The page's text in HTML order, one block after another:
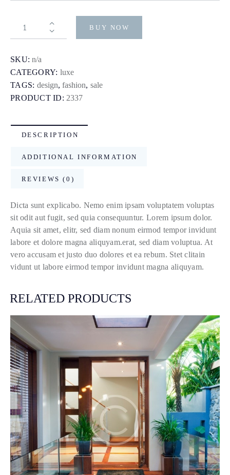
BUY NOW
SKU:n/a
CATEGORY: luxe
TAGS: design,fashion, sale
PRODUCT ID:2337
DESCRIPTION
ADDITIONAL INFORMATION
REVIEWS (0)
Dicta sunt explicabo. Nemo enim ipsam voluptatem voluptas
sit odit aut fugit, sed quia consequuntur. Lorem ipsum dolor.
Aquia sit amet, elitr, sed diam nonum eirmod tempor invidunt
labore et dolore magna aliquyam.erat, sed diam voluptua. At
vero accusam et justo duo dolores et ea rebum. Stet clitain
vidunt ut labore eirmod tempor invidunt magna aliquyam.
RELATED PRODUCTS